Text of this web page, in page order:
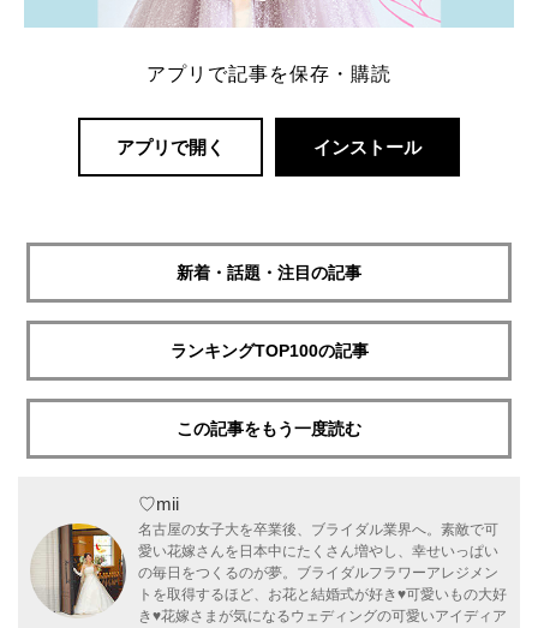
アプリで記事を保存・購読
アプリで開く インストール
新着・話題・注目の記事
ランキングTOP100の記事
この記事をもう一度読む
♡mii
名古屋の女子大を卒業後、ブライダル業界へ。素敵で可
愛い花嫁さんを日本中にたくさん増やし、幸せいっぱい
の毎日をつくるのが夢。ブライダルフラワーアレジメン
トを取得するほど、お花と結婚式が好き♥可愛いもの大好
き♥花嫁さまが気になるウェディングの可愛いアイディア